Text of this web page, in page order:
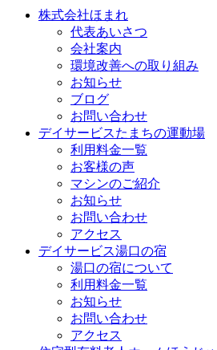
株式会社ほまれ
代表あいさつ
会社案内
環境改善への取り組み
お知らせ
ブログ
お問い合わせ
デイサービスたまちの運動場
利用料金一覧
お客様の声
マシンのご紹介
お知らせ
お問い合わせ
アクセス
デイサービス湯口の宿
湯口の宿について
利用料金一覧
お知らせ
お問い合わせ
アクセス